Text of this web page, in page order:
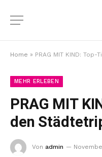
Home » PRAG MIT KIND:
MEHR ERLEBEN
PRAG MIT
den
Von admin